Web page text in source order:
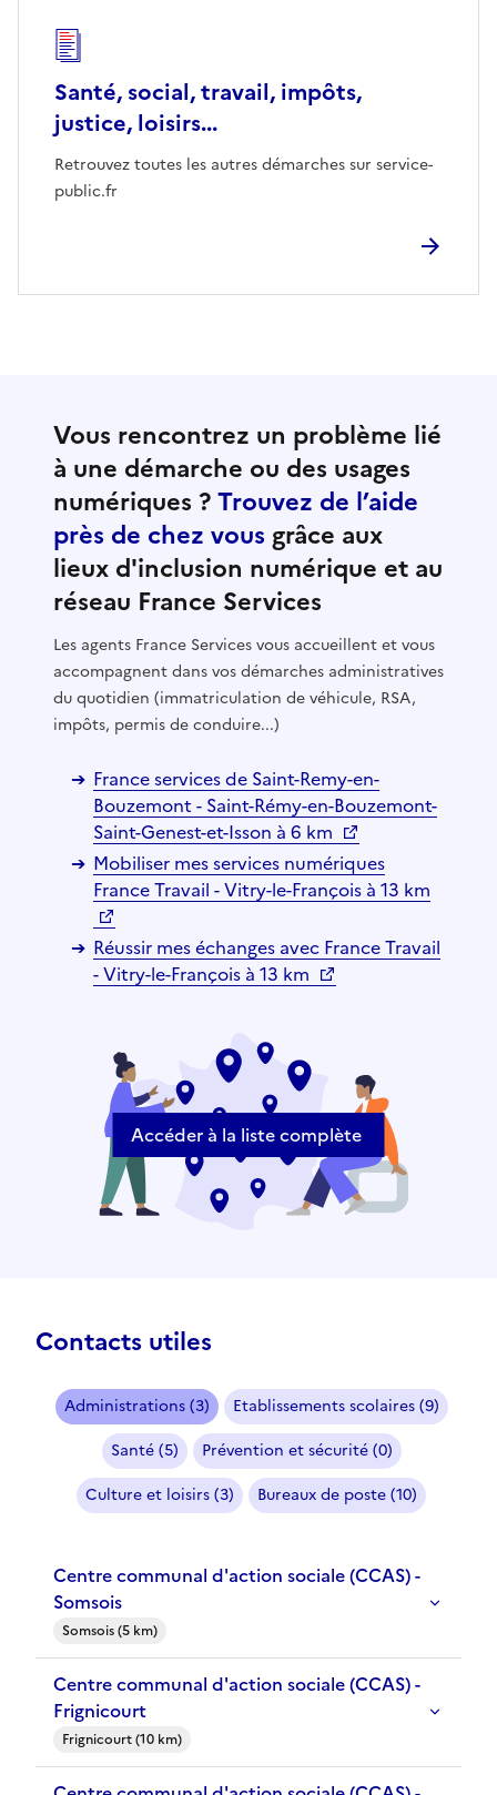
Santé, social, travail, impôts,
justice, loisirs...
Retrouvez toutes les autres démarches sur service-
public.fr
Vous rencontrez un problème lié
à une démarche ou des usages
numériques ?Trouvez de l’aide
près de chez vous grâce aux
lieux d'inclusion numérique et au
réseau France Services
Les agents France Services vous accueillent et vous
accompagnent dans vos démarches administratives
du quotidien (immatriculation de véhicule, RSA,
impôts, permis de conduire...)
France services de Saint-Remy-en-
Bouzemont - Saint-Rémy-en-Bouzemont-
Saint-Genest-et-Isson à 6 km
Mobiliser mes services numériques
France Travail - Vitry-le-François à 13 km
Réussir mes échanges avec France Travail
- Vitry-le-François à 13 km
Accéder à la liste complète
Contacts utiles
Administrations (3)
Etablissements scolaires (9)
Santé (5)
Prévention et sécurité (0)
Culture et loisirs (3)
Bureaux de poste (10)
Centre communal d'action sociale (CCAS) -
Somsois
Somsois (5 km)
Centre communal d'action sociale (CCAS) -
Frignicourt
Frignicourt (10 km)